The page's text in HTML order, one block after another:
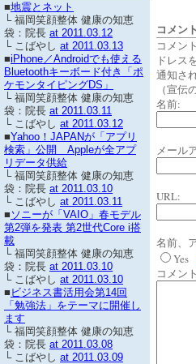
コメン
コメン
ドレス
通知さ
（宣
名前:
メール
URL:
名前、
Yes
コメン
■地震とネット
└ 福岡笑顔整体 健康の知恵
袋：院長 at 2011.03.12
└ こばやし at 2011.03.13
■iPhone／Androidでも使える
Bluetoothキーボード付き「ポ
ケモンタイピングDS」
└ 福岡笑顔整体 健康の知恵
袋：院長 at 2011.03.11
└ こばやし at 2011.03.12
■Yahoo！JAPANが「アプリ
検索」公開 Appleが全アプ
リデータ供給
└ 福岡笑顔整体 健康の知恵
袋：院長 at 2011.03.10
└ こばやし at 2011.03.11
■ ソニーが「VAIO」春モデル
第2弾を発表 第2世代Core i搭
載
└ 福岡笑顔整体 健康の知恵
袋：院長 at 2011.03.10
└ こばやし at 2011.03.10
■ ビジネス書活用会第14回
「勉強法」をテーマに開催し
ます
└ 福岡笑顔整体 健康の知恵
袋：院長 at 2011.03.08
└ こばやし at 2011.03.09